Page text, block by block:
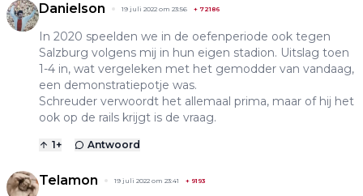
Danielson 19 juli 2022 om 23:56 + 72186
In 2020 speelden we in de oefenperiode ook tegen
Salzburg volgens mij in hun eigen stadion. Uitslag toen
1-4 in, wat vergeleken met het gemodder van vandaag,
een demonstratiepotje was.
Schreuder verwoordt het allemaal prima, maar of hij het
ook op de rails krijgt is de vraag.
1+ Antwoord
Telamon 19 juli 2022 om 23:41 + 9193